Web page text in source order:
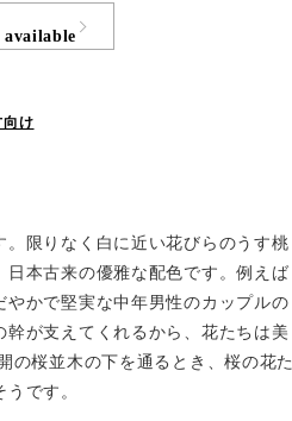
向け
。限りなく白に近い花びらのうす桃
日本古来の優雅な配色です。例えば
やかで堅実な中年男性のカップルの
が支えてくれるから、花たちは美
の桜並木の下を通るとき、桜の花た
です。